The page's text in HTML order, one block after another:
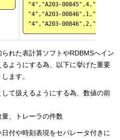
"4","A203-00845",4,"BP-
"4","A203-00846",1,"YPH-
れた表計算ソフトやRDBMSへイン
ようにする為、以下に挙げた重要
ます。
て扱えるようにする為、数値の前
、トレーラの件数
付や時刻表現をセパレータ付きに